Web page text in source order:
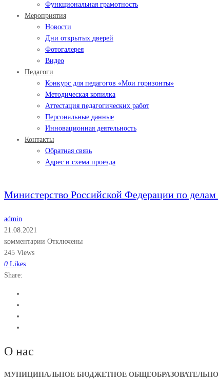
Функциональная грамотность
Мероприятия
Новости
Дни открытых дверей
Фотогалерея
Видео
Педагоги
Конкурс для педагогов «Мои горизонты»
Методическая копилка
Аттестация педагогических работ
Персональные данные
Инновационная деятельность
Контакты
Обратная связь
Адрес и схема проезда
Министерство Российской Федерации по
admin
21.08.2021
комментарии Отключены
245 Views
0 Likes
Share:
О нас
МУНИЦИПАЛЬНОЕ БЮДЖЕТНОЕ